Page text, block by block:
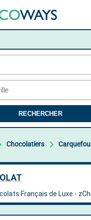
RECHERCHER
Chocolatiers Carquefou